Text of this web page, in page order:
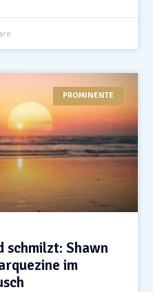
PROMINENTE
schmilzt: Shawn
im